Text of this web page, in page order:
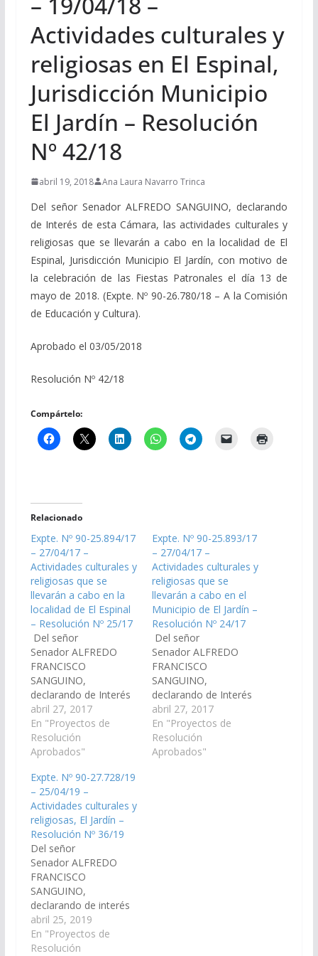
Actividades culturales y
religiosas en El Espinal,
Jurisdicción Municipio
El Jardín – Resolución
Nº 42/18
abril 19, 2018 Ana Laura Navarro Trinca
Del señor Senador ALFREDO SANGUINO, declarando
de Interés de esta Cámara, las actividades culturales y
religiosas que se llevarán a cabo en la localidad de El
Espinal, Jurisdicción Municipio El Jardín, con motivo de
la celebración de las Fiestas Patronales el día 13 de
mayo de 2018. (Expte. Nº 90-26.780/18 – A la Comisión
de Educación y Cultura).
Aprobado el 03/05/2018
Resolución Nº 42/18
Compártelo:
Relacionado
Expte. Nº 90-25.894/17
– 27/04/17 –
Actividades culturales y
religiosas que se
llevarán a cabo en la
localidad de El Espinal
– Resolución Nº 25/17
Del señor
Senador ALFREDO
FRANCISCO
SANGUINO,
declarando de Interés
de ésta Cámara, las
actividades culturales y
religiosas que se
llevarán a cabo en la
jurisdicción Municipio
El Jardín, con motivo
de la celebración de las
Fiestas Patronales el
día 13 de mayo de
2017.(Expte. Nº 90-
25.894/17 – A…
abril 27, 2017
En "Proyectos de
Resolución
Aprobados"
Expte. Nº 90-25.893/17
– 27/04/17 –
Actividades culturales y
religiosas que se
llevarán a cabo en el
Municipio de El Jardín –
Resolución Nº 24/17
Del señor
Senador ALFREDO
FRANCISCO
SANGUINO,
declarando de Interés
de ésta Cámara, las
actividades culturales y
religiosas que se
llevarán a cabo en el
abril 27, 2017
En "Proyectos de
Resolución
Aprobados"
Expte. Nº 90-27.728/19
– 25/04/19 –
Actividades culturales y
religiosas, El Jardín –
Resolución Nº 36/19
Del señor
Senador ALFREDO
FRANCISCO
SANGUINO,
declarando de interés
de esta Cámara las
actividades culturales y
religiosas que se
abril 25, 2019
En "Proyectos de
Resolución